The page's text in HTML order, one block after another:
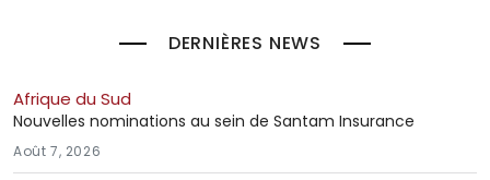
DERNIÈRES NEWS
Afrique du Sud
Nouvelles nominations au sein de Santam Insurance
Août 7, 2026